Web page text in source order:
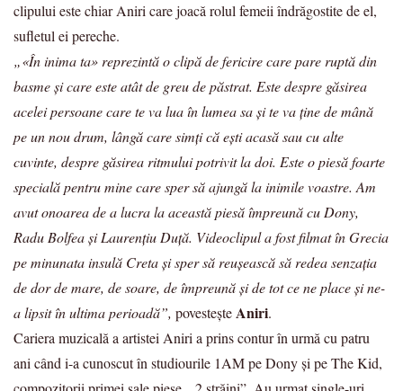
clipului este chiar Aniri care joacă rolul femeii îndrăgostite de el,
sufletul ei pereche.
„«În inima ta» reprezintă o clipă de fericire care pare ruptă din
basme și care este atât de greu de păstrat. Este despre găsirea
acelei persoane care te va lua în lumea sa și te va ține de mână
pe un nou drum, lângă care simți că ești acasă sau cu alte
cuvinte, despre găsirea ritmului potrivit la doi. Este o piesă foarte
specială pentru mine care sper să ajungă la inimile voastre. Am
avut onoarea de a lucra la această piesă împreună cu Dony,
Radu Bolfea și Laurențiu Duță. Videoclipul a fost filmat în Grecia
pe minunata insulă Creta și sper să reușească să redea senzația
de dor de mare, de soare, de împreună și de tot ce ne place și ne-
a lipsit în ultima perioadă”, povesteșteAniri.
Cariera muzicală a artistei Aniri a prins contur în urmă cu patru
ani când i-a cunoscut în studiourile 1AM pe Dony și pe The Kid,